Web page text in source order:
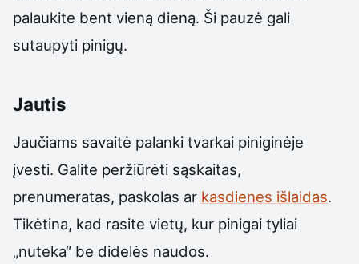
palaukite bent vieną dieną. Ši pauzė gali
sutaupyti pinigų.
Jautis
Jaučiams savaitė palanki tvarkai piniginėje
įvesti. Galite peržiūrėti sąskaitas,
prenumeratas, paskolas ar kasdienes išlaidas.
Tikėtina, kad rasite vietų, kur pinigai tyliai
„nuteka“ be didelės naudos.